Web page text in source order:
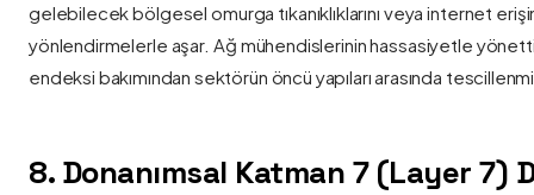
gelebilecek bölgesel omurga tıkanıklıklarını veya internet
yönlendirmelerle aşar. Ağ mühendislerinin hassasiyetle
endeksi bakımından sektörün öncü yapıları arasında
8. Donanımsal Katman 7 (Layer 7)